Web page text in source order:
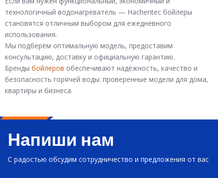
технологичный водонагреватель — Hachentec бойлеры
становятся отличным выбором для ежедневного
использования.
Мы подберём оптимальную модель, предоставим
консультацию, доставку и официальную гарантию.
Бренды бойлеров обеспечивают надёжность, качество и
безопасность горячей воды: проверенные модели для дома,
квартиры и бизнеса.
Напиши нам
С радостью обсудим сотрудничество и предложения от вас